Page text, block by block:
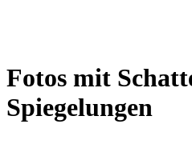
Fotos mit
Spiegelungen